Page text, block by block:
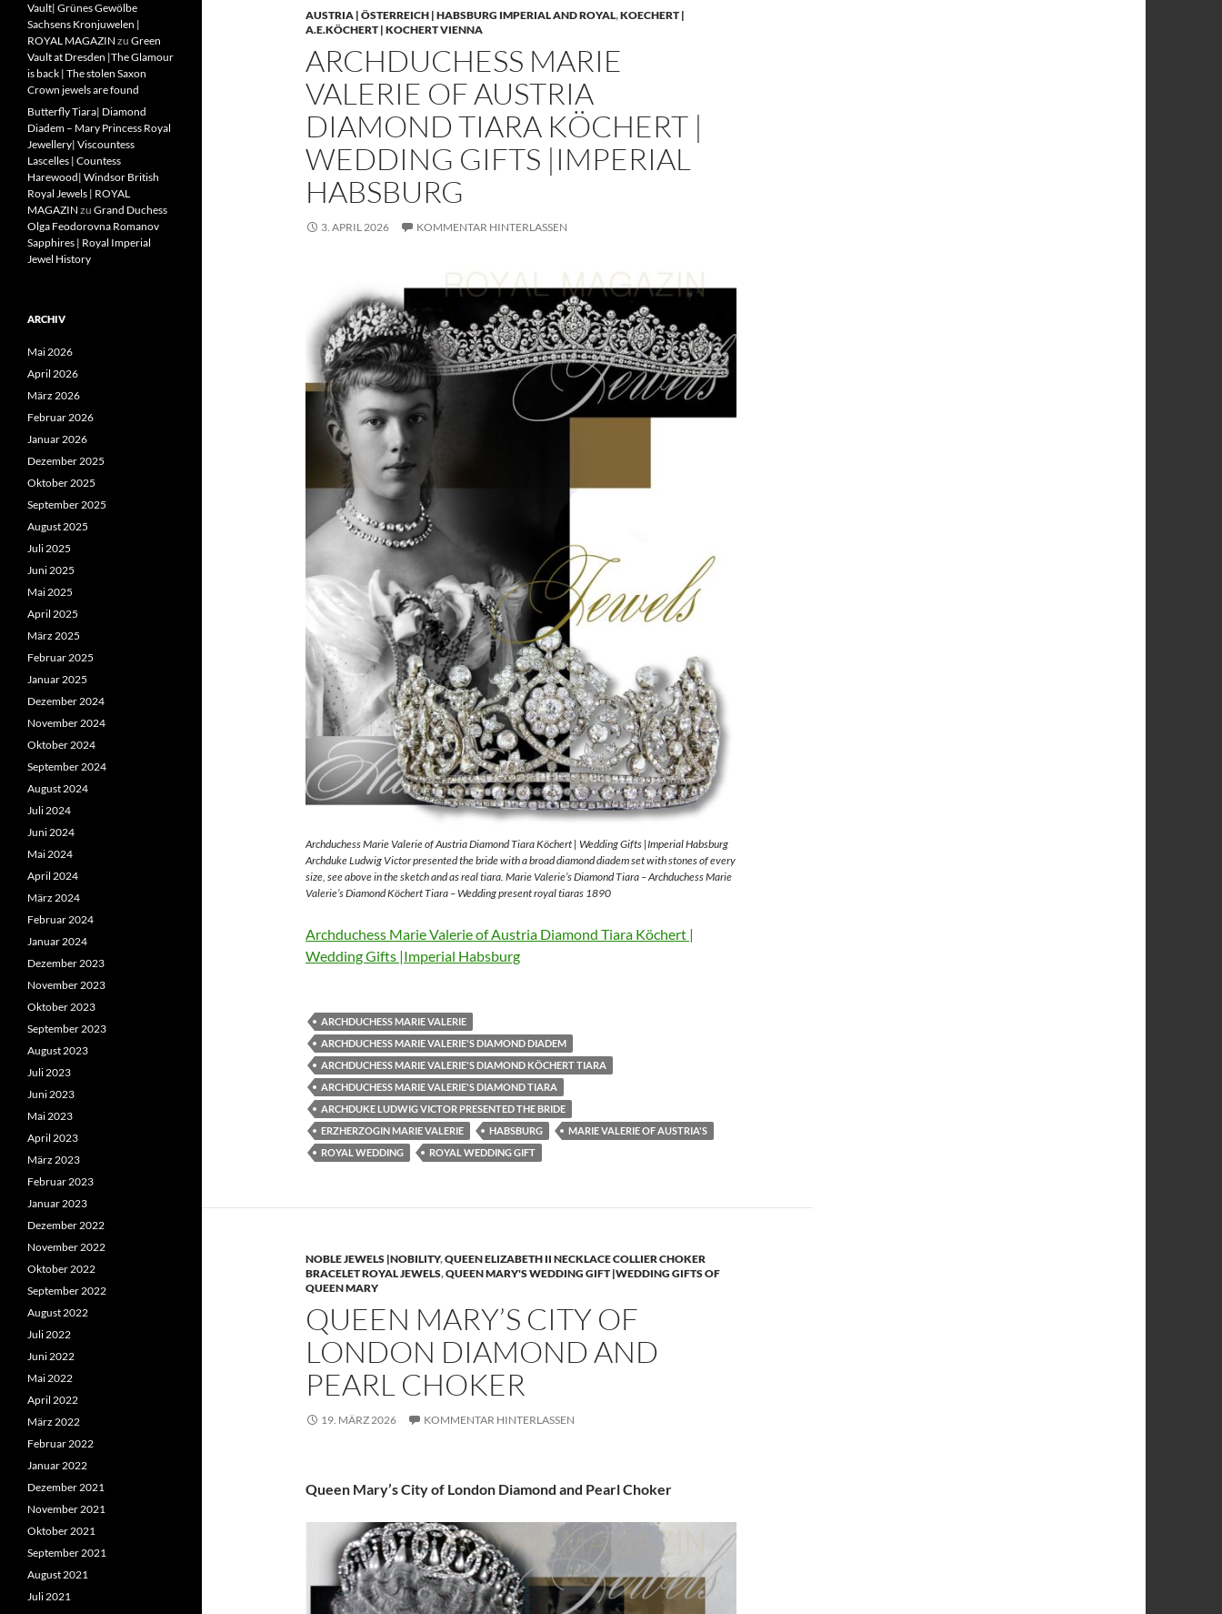
AUSTRIA | ÖSTERREICH | HABSBURG IMPERIAL AND ROYAL,KOECHERT |
A.E.KÖCHERT | KOCHERT VIENNA
ARCHDUCHESS MARIE
VALERIE OF AUSTRIA
DIAMOND TIARA KÖCHERT |
WEDDING GIFTS |IMPERIAL
HABSBURG
3. APRIL 2026 KOMMENTAR HINTERLASSEN
Archduchess Marie Valerie of Austria Diamond Tiara Köchert | Wedding Gifts |Imperial Habsburg
Archduke Ludwig Victor presented the bride with a broad diamond diadem set with stones of every
size, see above in the sketch and as real tiara. Marie Valerie’s Diamond Tiara – Archduchess Marie
Valerie’s Diamond Köchert Tiara – Wedding present royal tiaras 1890
Archduchess Marie Valerie of Austria Diamond Tiara Köchert |
Wedding Gifts |Imperial Habsburg
ARCHDUCHESS MARIE VALERIE
ARCHDUCHESS MARIE VALERIE'S DIAMOND DIADEM
ARCHDUCHESS MARIE VALERIE'S DIAMOND KÖCHERT TIARA
ARCHDUCHESS MARIE VALERIE'S DIAMOND TIARA
ARCHDUKE LUDWIG VICTOR PRESENTED THE BRIDE
ERZHERZOGIN MARIE VALERIE
HABSBURG
MARIE VALERIE OF AUSTRIA'S
ROYAL WEDDING
ROYAL WEDDING GIFT
NOBLE JEWELS |NOBILITY,QUEEN ELIZABETH II NECKLACE COLLIER CHOKER
BRACELET ROYAL JEWELS,QUEEN MARY'S WEDDING GIFT |WEDDING GIFTS OF
QUEEN MARY
QUEEN MARY’S CITY OF
LONDON DIAMOND AND
PEARL CHOKER
19. MÄRZ 2026 KOMMENTAR HINTERLASSEN
Queen Mary’s City of London Diamond and Pearl Choker
Vault| Grünes Gewölbe
Sachsens Kronjuwelen |
ROYAL MAGAZIN zu Green
Vault at Dresden |The Glamour
is back | The stolen Saxon
Crown jewels are found
Butterfly Tiara| Diamond
Diadem – Mary Princess Royal
Jewellery| Viscountess
Lascelles | Countess
Harewood| Windsor British
Royal Jewels | ROYAL
MAGAZIN zu Grand Duchess
Olga Feodorovna Romanov
Sapphires | Royal Imperial
Jewel History
ARCHIV
Mai 2026
April 2026
März 2026
Februar 2026
Januar 2026
Dezember 2025
Oktober 2025
September 2025
August 2025
Juli 2025
Juni 2025
Mai 2025
April 2025
März 2025
Februar 2025
Januar 2025
Dezember 2024
November 2024
Oktober 2024
September 2024
August 2024
Juli 2024
Juni 2024
Mai 2024
April 2024
März 2024
Februar 2024
Januar 2024
Dezember 2023
November 2023
Oktober 2023
September 2023
August 2023
Juli 2023
Juni 2023
Mai 2023
April 2023
März 2023
Februar 2023
Januar 2023
Dezember 2022
November 2022
Oktober 2022
September 2022
August 2022
Juli 2022
Juni 2022
Mai 2022
April 2022
März 2022
Februar 2022
Januar 2022
Dezember 2021
November 2021
Oktober 2021
September 2021
August 2021
Juli 2021